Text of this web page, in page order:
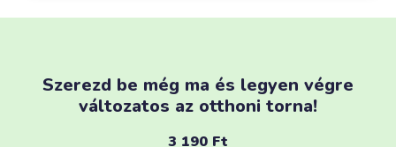
Szerezd be még ma és legyen végre
változatos az otthoni torna!
3 190 Ft